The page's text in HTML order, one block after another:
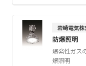
岩崎電気
防爆照明
爆発性ガス
爆照明